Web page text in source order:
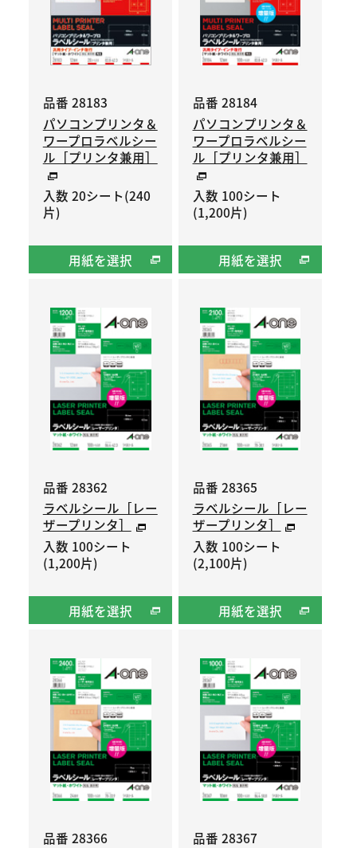
品番 28183
パソコンプリンタ＆
ワープロラベルシー
ル［プリンタ兼用］
入数 20シート(240
片)
用紙を選択
品番 28184
パソコンプリンタ＆
ワープロラベルシー
ル［プリンタ兼用］
入数 100シート
(1,200片)
用紙を選択
品番 28362
ラベルシール［レー
ザープリンタ］
入数 100シート
(1,200片)
用紙を選択
品番 28365
ラベルシール［レー
ザープリンタ］
入数 100シート
(2,100片)
用紙を選択
品番 28366
品番 28367